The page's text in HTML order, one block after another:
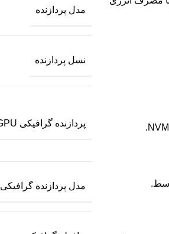
مدل پردازنده
نسل پردازنده
پردازنده گرافیکی GPU
مدل پردازنده گرافیکی